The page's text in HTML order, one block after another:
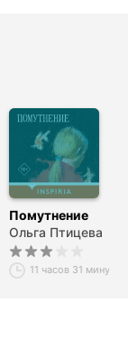
Помутнение
Ольга Птицева
11 часов 31 минута